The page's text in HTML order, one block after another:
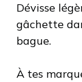
Dévisse
gâchette
bague.
À tes